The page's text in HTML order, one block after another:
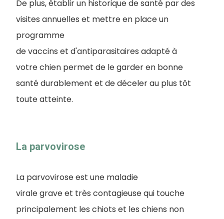
De plus, établir un historique de santé par des
visites annuelles et mettre en place un
programme
de vaccins et d'antiparasitaires adapté à
votre chien permet de le garder en bonne
santé durablement et de déceler au plus tôt
toute atteinte.
La parvovirose
La parvovirose est une maladie
virale grave et très contagieuse qui touche
principalement les chiots et les chiens non